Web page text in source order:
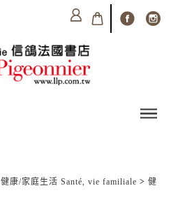
健康/家庭生活 Santé, vie familiale > 健